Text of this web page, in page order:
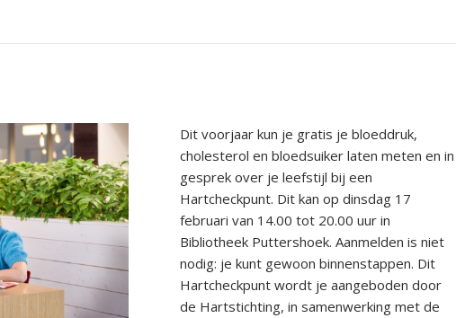
Dit voorjaar kun je gratis je bloeddruk,
cholesterol en bloedsuiker laten meten en in
gesprek over je leefstijl bij een
Hartcheckpunt. Dit kan op dinsdag 17
februari van 14.00 tot 20.00 uur in
Bibliotheek Puttershoek. Aanmelden is niet
nodig: je kunt gewoon binnenstappen. Dit
Hartcheckpunt wordt je aangeboden door
de Hartstichting, in samenwerking met de